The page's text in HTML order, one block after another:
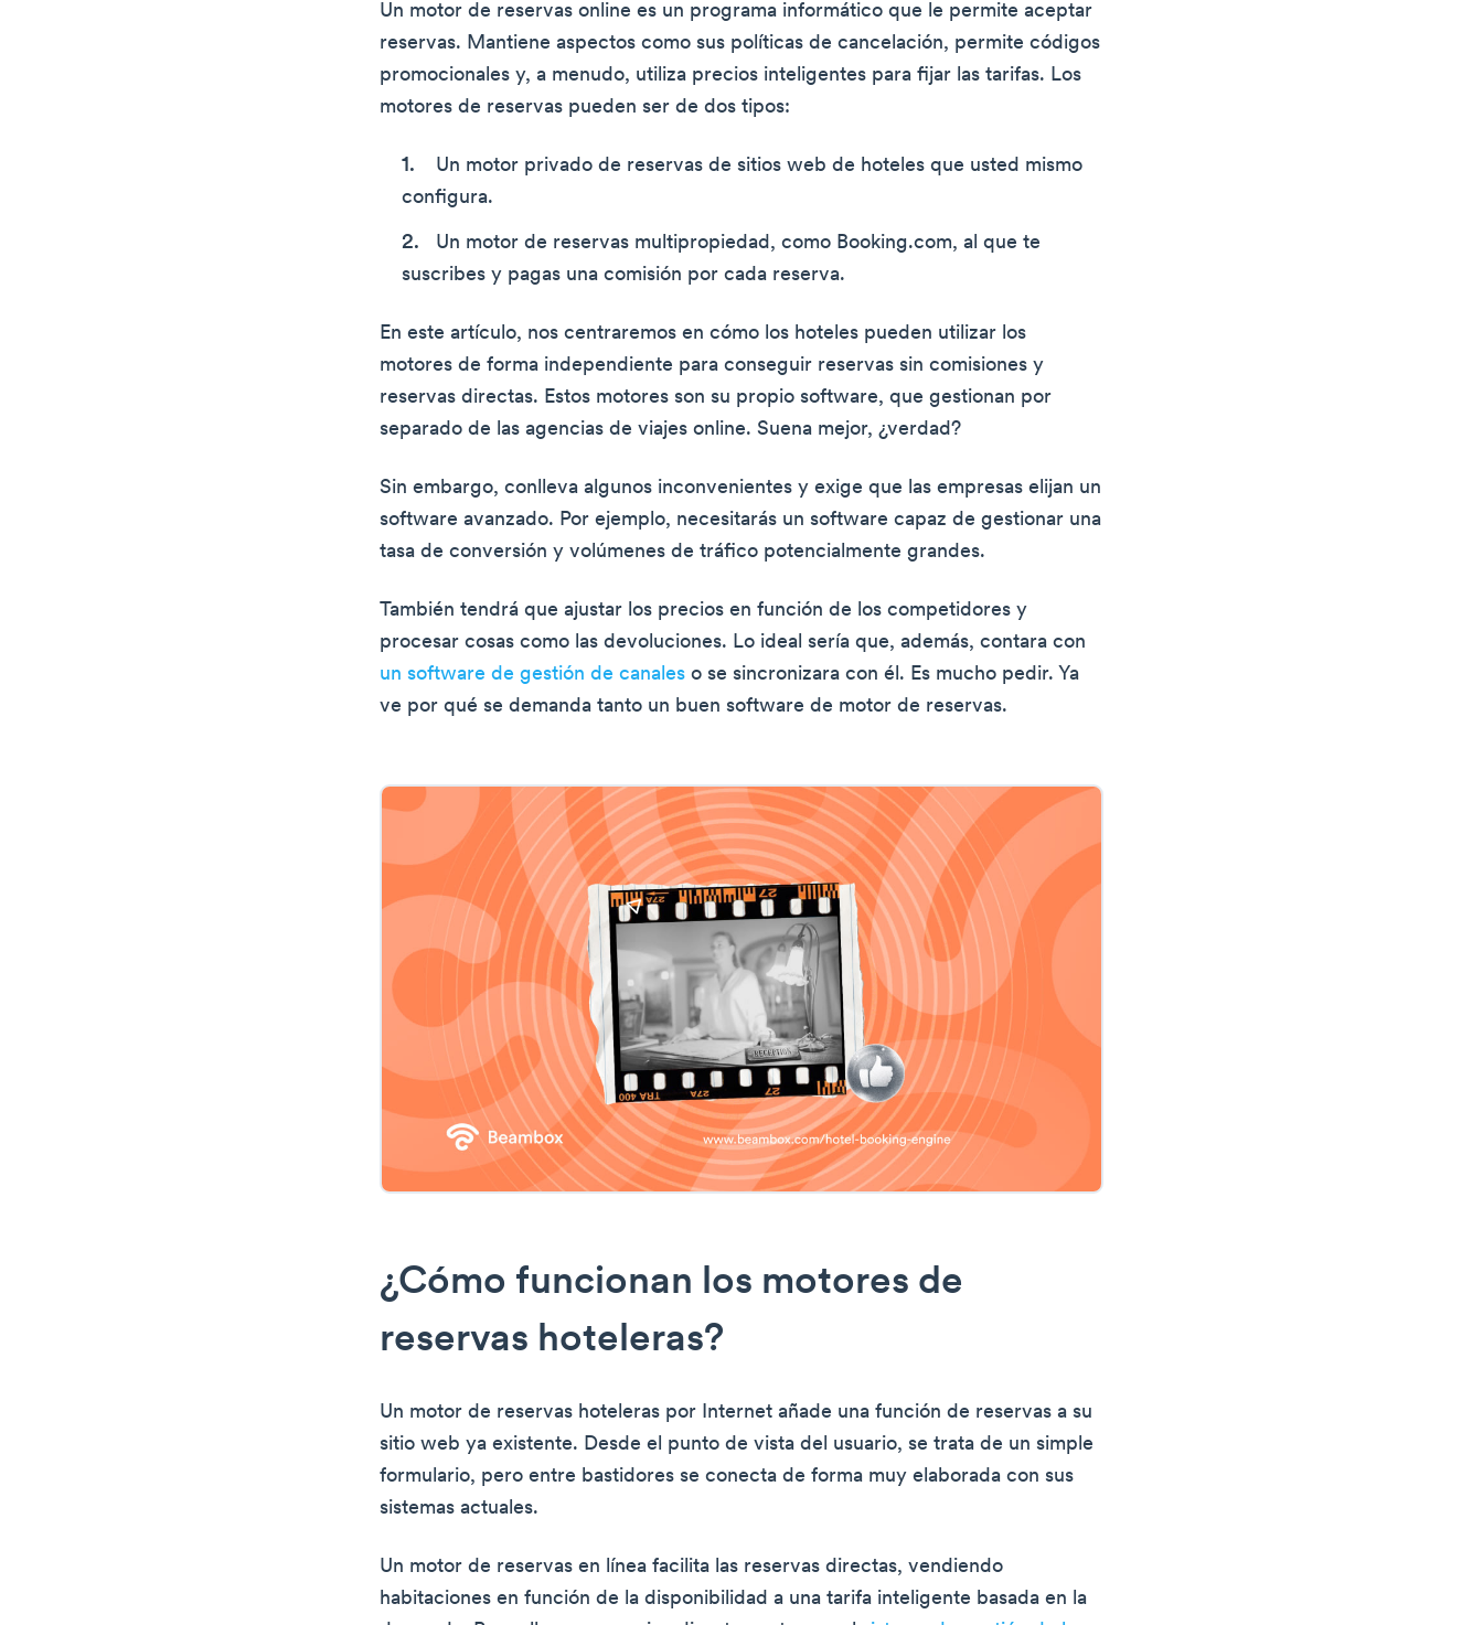
Un motor de reservas online es un programa informático que le permite aceptar
reservas. Mantiene aspectos como sus políticas de cancelación, permite códigos
promocionales y, a menudo, utiliza precios inteligentes para fijar las tarifas. Los
motores de reservas pueden ser de dos tipos:
Un motor privado de reservas de sitios web de hoteles que usted mismo
configura.
Un motor de reservas multipropiedad, como Booking.com, al que te
suscribes y pagas una comisión por cada reserva.
En este artículo, nos centraremos en cómo los hoteles pueden utilizar los
motores de forma independiente para conseguir reservas sin comisiones y
reservas directas. Estos motores son su propio software, que gestionan por
separado de las agencias de viajes online. Suena mejor, ¿verdad?
Sin embargo, conlleva algunos inconvenientes y exige que las empresas elijan un
software avanzado. Por ejemplo, necesitarás un software capaz de gestionar una
tasa de conversión y volúmenes de tráfico potencialmente grandes.
También tendrá que ajustar los precios en función de los competidores y
procesar cosas como las devoluciones. Lo ideal sería que, además, contara con
un software de gestión de canales o se sincronizara con él. Es mucho pedir. Ya
ve por qué se demanda tanto un buen software de motor de reservas.
¿Cómo funcionan los motores de
reservas hoteleras?
Un motor de reservas hoteleras por Internet añade una función de reservas a su
sitio web ya existente. Desde el punto de vista del usuario, se trata de un simple
formulario, pero entre bastidores se conecta de forma muy elaborada con sus
sistemas actuales.
Un motor de reservas en línea facilita las reservas directas, vendiendo
habitaciones en función de la disponibilidad a una tarifa inteligente basada en la